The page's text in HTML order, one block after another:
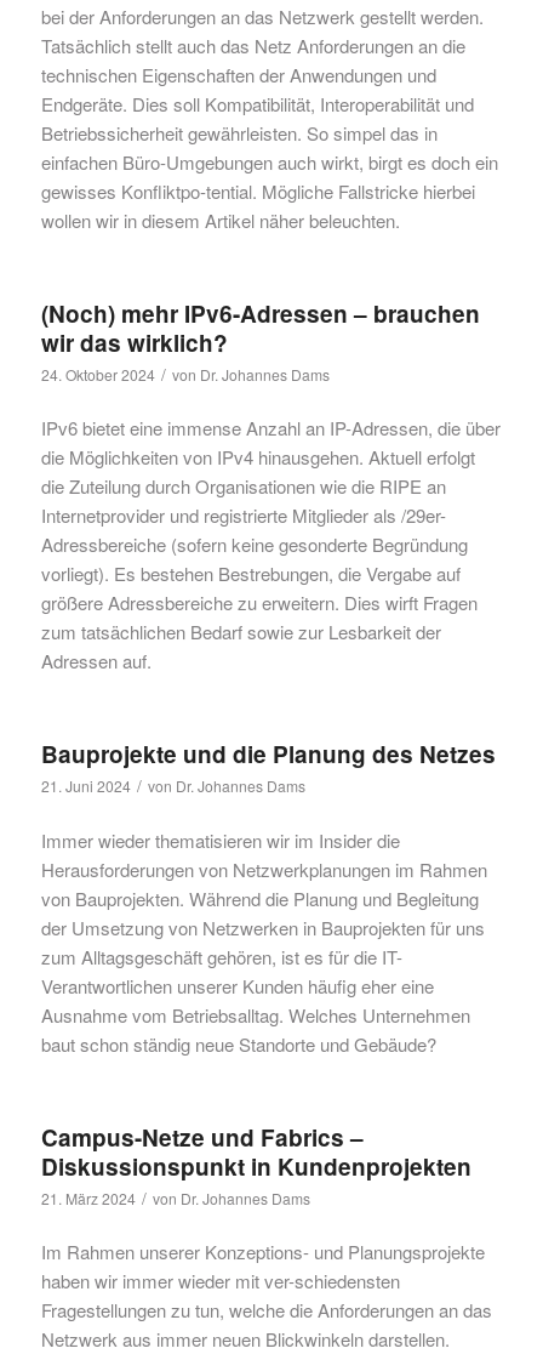
bei der Anforderungen an das Netzwerk gestellt werden.
Tatsächlich stellt auch das Netz Anforderungen an die
technischen Eigenschaften der Anwendungen und
Endgeräte. Dies soll Kompatibilität, Interoperabilität und
Betriebssicherheit gewährleisten. So simpel das in
einfachen Büro-Umgebungen auch wirkt, birgt es doch ein
gewisses Konfliktpo-tential. Mögliche Fallstricke hierbei
wollen wir in diesem Artikel näher beleuchten.
(Noch) mehr IPv6-Adressen – brauchen
wir das wirklich?
24. Oktober 2024 / von Dr. Johannes Dams
IPv6 bietet eine immense Anzahl an IP-Adressen, die über
die Möglichkeiten von IPv4 hinausgehen. Aktuell erfolgt
die Zuteilung durch Organisationen wie die RIPE an
Internetprovider und registrierte Mitglieder als /29er-
Adressbereiche (sofern keine gesonderte Begründung
vorliegt). Es bestehen Bestrebungen, die Vergabe auf
größere Adressbereiche zu erweitern. Dies wirft Fragen
zum tatsächlichen Bedarf sowie zur Lesbarkeit der
Adressen auf.
Bauprojekte und die Planung des Netzes
21. Juni 2024 / von Dr. Johannes Dams
Immer wieder thematisieren wir im Insider die
Herausforderungen von Netzwerkplanungen im Rahmen
von Bauprojekten. Während die Planung und Begleitung
der Umsetzung von Netzwerken in Bauprojekten für uns
zum Alltagsgeschäft gehören, ist es für die IT-
Verantwortlichen unserer Kunden häufig eher eine
Ausnahme vom Betriebsalltag. Welches Unternehmen
baut schon ständig neue Standorte und Gebäude?
Campus-Netze und Fabrics –
Diskussionspunkt in Kundenprojekten
21. März 2024 / von Dr. Johannes Dams
Im Rahmen unserer Konzeptions- und Planungsprojekte
haben wir immer wieder mit ver-schiedensten
Fragestellungen zu tun, welche die Anforderungen an das
Netzwerk aus immer neuen Blickwinkeln darstellen.